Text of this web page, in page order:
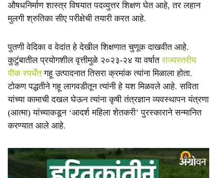
औषधनिर्माण शास्त्र विषयात पदव्युत्तर शिक्षण घेत आहे, तर लहान
मुलगी श्रुतिका सीए परीक्षेची तयारी करत आहे.
पुतणी वेदिका व वेदांत हे देखील शिक्षणात चुणूक दाखवीत आहे.
कुटुंबातील प्रयोगशील वृत्तीमुळे २०२३-२४ या वर्षातराज्यस्तरीय
पीक स्पर्धेतगहू उत्पादनात तिसरा क्रमांक त्यांना मिळाला होता.
टोकण पद्धतीने गहू लागवडीतून त्यांनी हे यश मिळवले आहे. सविता
यांच्या कामाची दखल घेऊन त्यांना कृषी तंत्रज्ञान व्यवस्थापन यंत्रणा
(आत्मा) यांच्याकडून ‘आदर्श महिला शेतकरी’ पुरस्काराने सन्मानित
करण्यात आले आहे.